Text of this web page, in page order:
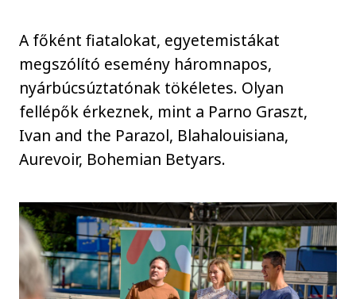
A főként fiatalokat, egyetemistákat
megszólító esemény háromnapos,
nyárbúcsúztatónak tökéletes. Olyan
fellépők érkeznek, mint a Parno Graszt,
Ivan and the Parazol, Blahalouisiana,
Aurevoir, Bohemian Betyars.